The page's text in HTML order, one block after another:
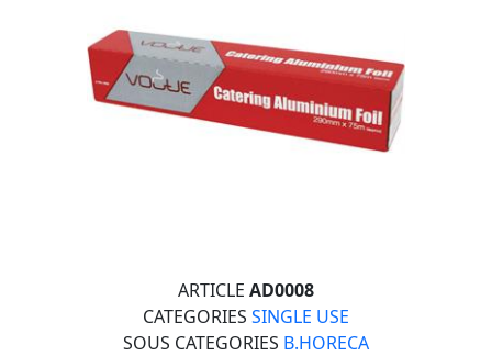
ARTICLE AD0008
CATEGORIES SINGLE USE
SOUS CATEGORIES B.HORECA